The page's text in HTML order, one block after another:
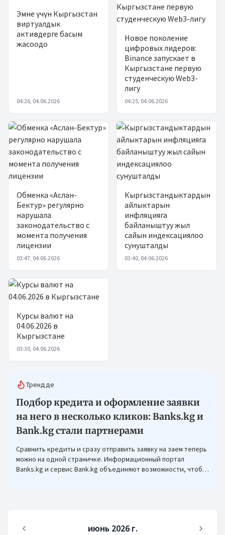
Эмне үчүн Кыргызстан
виртуалдык
активдерге басым
жасоодо
04:26, 04.06.2026
Новое поколение
цифровых лидеров:
Binance запускает в
Кыргызстане первую
студенческую Web3-
лигу
04:25, 04.06.2026
Обменка «Аслан-
Бектур» регулярно
нарушала
законодательство с
момента получения
лицензии
03:47, 04.06.2026
Кыргызстандыктардын
айлыктарын
инфляцияга
байланыштуу жыл
сайын индексациялоо
сунушталды
03:40, 04.06.2026
Курсы валют на
04.06.2026 в
Кыргызстане
03:30, 04.06.2026
Трендде
Подбор кредита и оформление заявки
на него в несколько кликов: Banks.kg и
Bank.kg стали партнерами
Сравнить кредиты и сразу отправить заявку на заем теперь
можно на одной страничке. Информационный портал
Banks.kg и сервис Bank.kg объединяют возможности, чтобы
июнь 2026 г.